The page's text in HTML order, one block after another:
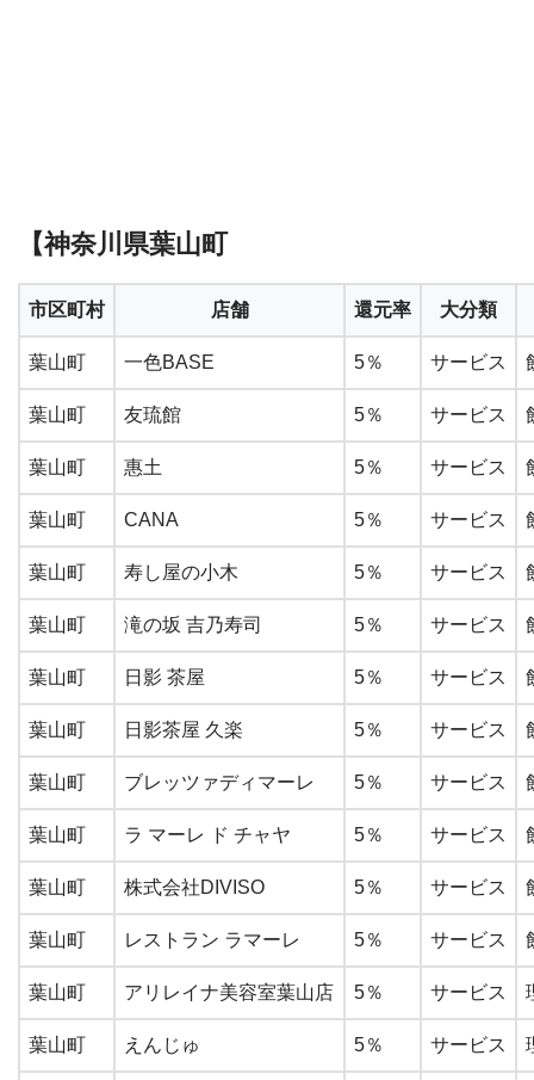
【神奈川県葉山町
市区町村 店舗 還元率 大分類
葉山町 一色BASE 5％ サービス
葉山町 友琉館 5％ サービス
葉山町 惠土 5％ サービス
葉山町 CANA 5％ サービス
葉山町 寿し屋の小木 5％ サービス
葉山町 滝の坂 吉乃寿司 5％ サービス
葉山町 日影 茶屋 5％ サービス
葉山町 日影茶屋 久楽 5％ サービス
葉山町 ブレッツァディマーレ 5％ サービス
葉山町 ラ マーレ ド チャヤ 5％ サービス
葉山町 株式会社DIVISO 5％ サービス
葉山町 レストラン ラマーレ 5％ サービス
葉山町 アリレイナ美容室葉山店 5％ サービス
葉山町 えんじゅ 5％ サービス